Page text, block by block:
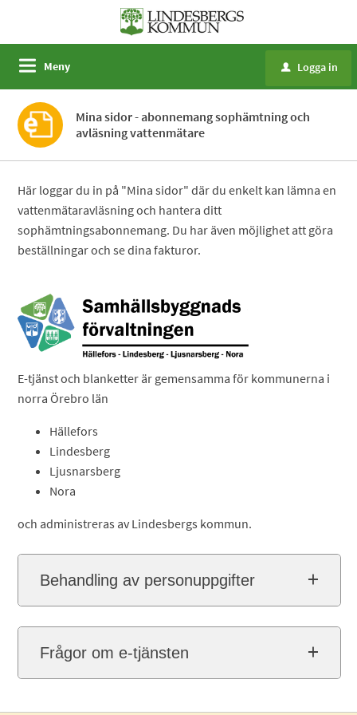
Meny u Logga in
Mina sidor - abonnemang sophämtning och
avläsning vattenmätare
Här loggar du in på "Mina sidor" där du enkelt kan lämna en
vattenmätaravläsning och hantera ditt
sophämtningsabonnemang. Du har även möjlighet att göra
beställningar och se dina fakturor.
E-tjänst och blanketter är gemensamma för kommunerna i
norra Örebro län
Hällefors
Lindesberg
Ljusnarsberg
Nora
och administreras av Lindesbergs kommun.
Behandling av personuppgifter
Frågor om e-tjänsten